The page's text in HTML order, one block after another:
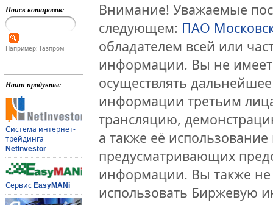
Поиск котировок:
Например: Газпром
Наши продукты:
Система интернет-
трейдинга
NetInvestor
Сервис EasyMANi
Внимание! Уважаемые
следующем: ПАО
обладателем всей или
информации. Вы не
осуществлять
информации третьим
трансляцию,
а также её
предусматривающих
информации. Вы также не
использовать Биржевую